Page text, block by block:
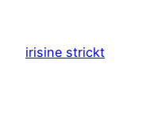
springen
irisine strickt